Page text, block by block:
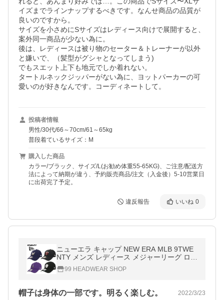
イズまでラインナップするべきです。なんせ商品の品質が
良いのですから。
サイズを小さめにSサイズはレディース向けで展開すると、
案外同一商品が少ない為に。
後は、レディースは被り物のセーター＆トレーナーが以外
と嫌いで、（髪型がグシャとなってしまう)
でもスエット上下も地元でしか着れない。
タートルネックジッパーがない為に、ヨットパーカーの可
愛いのが好きなんです。コーディネートして。
投稿者情報
男性/30代/66～70cm/61～65kg
普段着ているサイズ：M
購入した商品
カラー/ブラック、サイズ/L(お勧め体重55-65KG)、ご注意/配送方
法によって納期が違う、予約販売商品/注文（入金後）5-10営業日
に出荷完了予定。
違反報告 いいね 0
ニューエラ キャップ NEW ERA MLB 9TWE
NTY メンズ レディース メジャーリーグ ロー
キャップ ロゴ 帽子
99 HEADWEAR SHOP
帽子は身体の一部です。明るく楽しむ。 2022/3/23